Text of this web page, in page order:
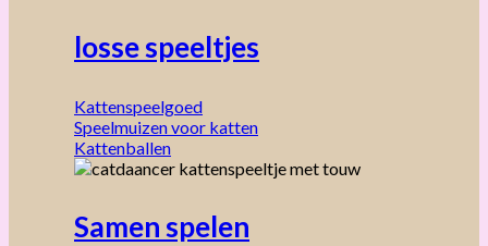
losse speeltjes
Kattenspeelgoed
Speelmuizen voor katten
Kattenballen
Samen spelen